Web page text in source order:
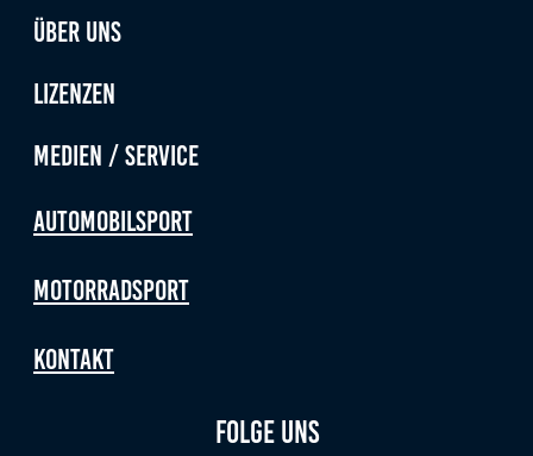
Über uns
Lizenzen
Medien / Service
Automobilsport
Motorradsport
Kontakt
Folge uns